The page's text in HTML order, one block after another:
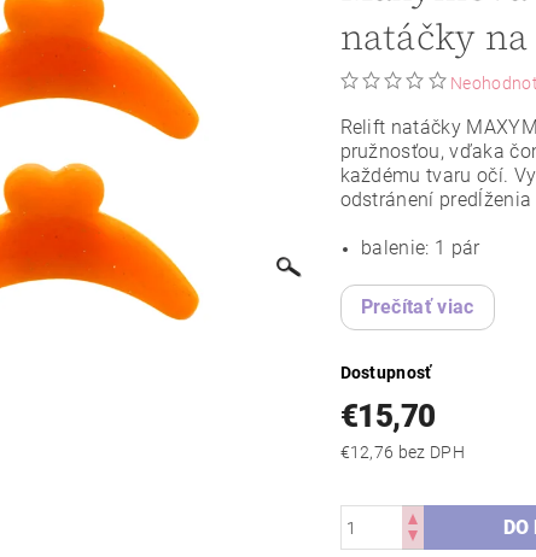
natáčky
Relift natáčky
pružnosťou, vďaka
každému tvaru očí.
odstránení
balenie: 1 pár
Prečítať viac
Dostupnosť
€15,70
€12,76 bez DPH